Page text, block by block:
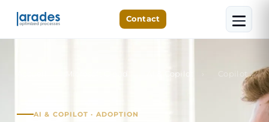
Contact
AI & Copilot
Copilot
AI & COPILOT · ADOPTION